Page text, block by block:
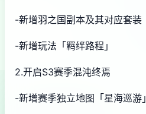
-新增羽之国副本及其对应套装
-新增玩法「羁绊路程」
2.开启S3赛季混沌终焉
-新增赛季独立地图「星海巡游」